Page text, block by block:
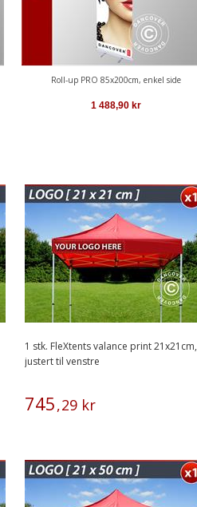
Roll-up PRO 85x200cm, enkel side
1 488,90kr
1 stk. FleXtents valance print 21x21cm,
justert til venstre
745,29 kr